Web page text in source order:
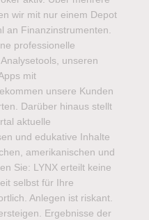
wir mit nur einem Depot
an Finanzinstrumenten.
professionelle
unseren
mit
unsere Kunden
Darüber hinaus stellt
aktuelle
und edukative Inhalte
amerikanischen und
Sie: LYNX erteilt keine
selbst für Ihre
Anlegen ist riskant.
Ergebnisse der